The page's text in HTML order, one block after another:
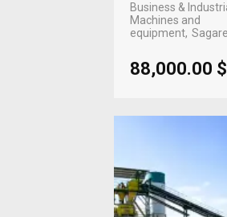
Business &
Machines and
equipment
88,000.00 $